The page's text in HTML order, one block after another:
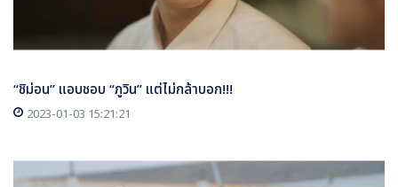
“ชิม่อน” แอบชอบ “ภูวิน” แต่ไม่กล้าบอก!!!
2023-01-03 15:21:21